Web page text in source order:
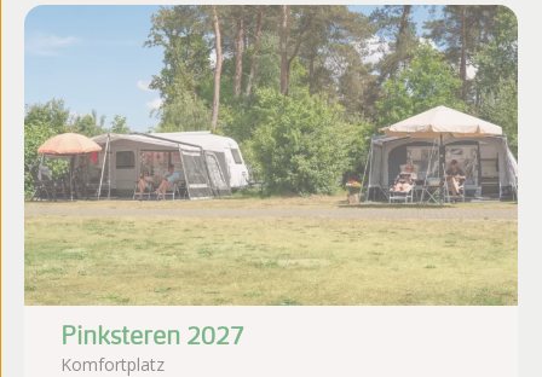
Pinksteren 2027
Komfortplatz